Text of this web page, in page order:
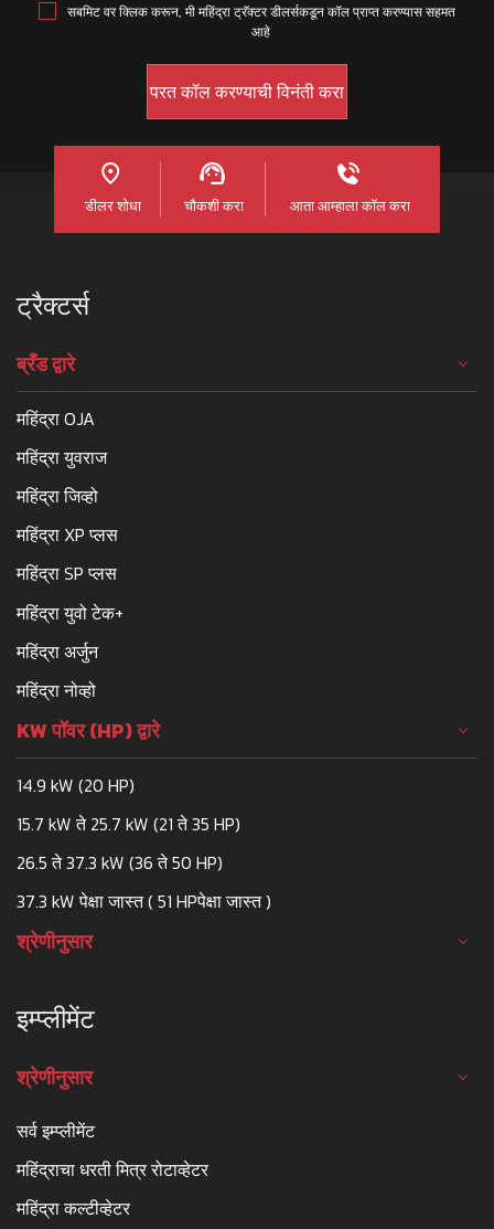
सबमिट वर क्लिक करून, मी महिंद्रा ट्रॅक्टर डीलर्सकडून कॉल प्राप्त करण्यास सहमत
आहे
डीलर शोधा चौकशी करा आता आम्हाला कॉल करा
ट्रैक्टर्स
ब्रँड द्वारे
महिंद्रा OJA
महिंद्रा युवराज
महिंद्रा जिव्हो
महिंद्रा XP प्लस
महिंद्रा SP प्लस
महिंद्रा युवो टेक+
महिंद्रा अर्जुन
महिंद्रा नोव्हो
KW पॉवर (HP) द्वारे
14.9 kW (20 HP)
15.7 kW ते 25.7 kW (21 ते 35 HP)
26.5 ते 37.3 kW (36 ते 50 HP)
37.3 kW पेक्षा जास्त ( 51 HPपेक्षा जास्त )
श्रेणीनुसार
इम्प्लीमेंट
श्रेणीनुसार
सर्व इम्प्लीमेंट
महिंद्राचा धरती मित्र रोटाव्हेटर
महिंद्रा कल्टीव्हेटर